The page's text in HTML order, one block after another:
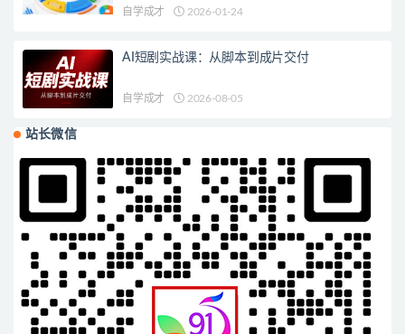
自学成才 2026-01-24
AI短剧实战课：从脚本到成片交付
自学成才 2026-08-05
站长微信